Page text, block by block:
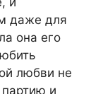
даже для
она его
любви не
и